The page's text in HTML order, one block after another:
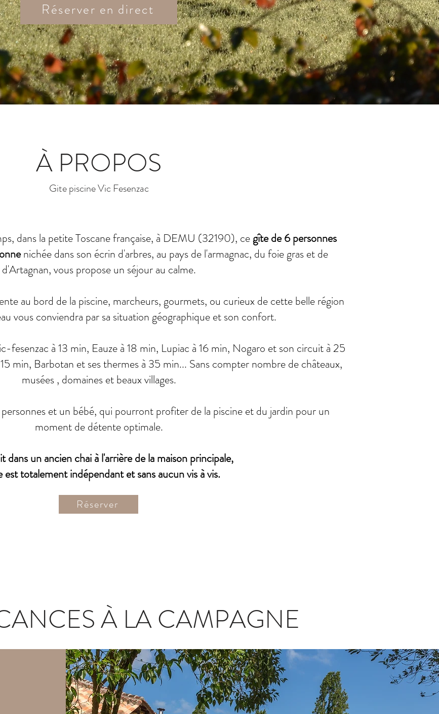
Réserver en direct
À PROPOS
Gite piscine Vic Fesenzac
dans la petite Toscane française, à DEMU (32190), cegîte de 6 personnes
nichée dans son écrin d'arbres, au pays de l'armagnac, du foie gras et de
d'Artagnan, vous propose un séjour au calme.
au bord de la piscine, marcheurs, gourmets, ou curieux de cette belle région
vous conviendra par sa situation géographique et son confort.
à 13 min, Eauze à 18 min, Lupiac à 16 min, Nogaro et son circuit à 25
min, Barbotan et ses thermes à 35 min... Sans compter nombre de châteaux,
musées , domaines et beaux villages.
et un bébé, qui pourront profiter de la piscine et du jardin pour un
moment de détente optimale.
dans un ancien chai à l'arrière de la maison principale,
est totalement indépendant et sans aucun vis à vis.
Réserver
À LA CAMPAGNE